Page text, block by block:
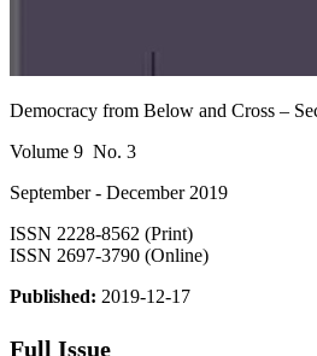
Democracy from Below and Cross –
Volume 9 No. 3
September - December 2019
ISSN 2228-8562 (Print)
ISSN 2697-3790 (Online)
Published: 2019-12-17
Full Issue